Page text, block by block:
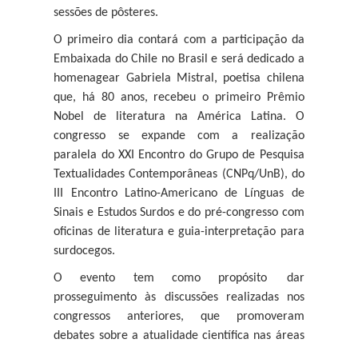
sessões de pôsteres.
O primeiro dia contará com a participação da
Embaixada do Chile no Brasil e será dedicado a
homenagear Gabriela Mistral, poetisa chilena
que, há 80 anos, recebeu o primeiro Prêmio
Nobel de literatura na América Latina. O
congresso se expande com a realização
paralela do XXI Encontro do Grupo de Pesquisa
Textualidades Contemporâneas (CNPq/UnB), do
III Encontro Latino-Americano de Línguas de
Sinais e Estudos Surdos e do pré-congresso com
oficinas de literatura e guia-interpretação para
surdocegos.
O evento tem como propósito
dar
prosseguimento
às discussões realizadas
nos
congressos
anteriores, que
promoveram
debates sobre a atualidade científica nas áreas